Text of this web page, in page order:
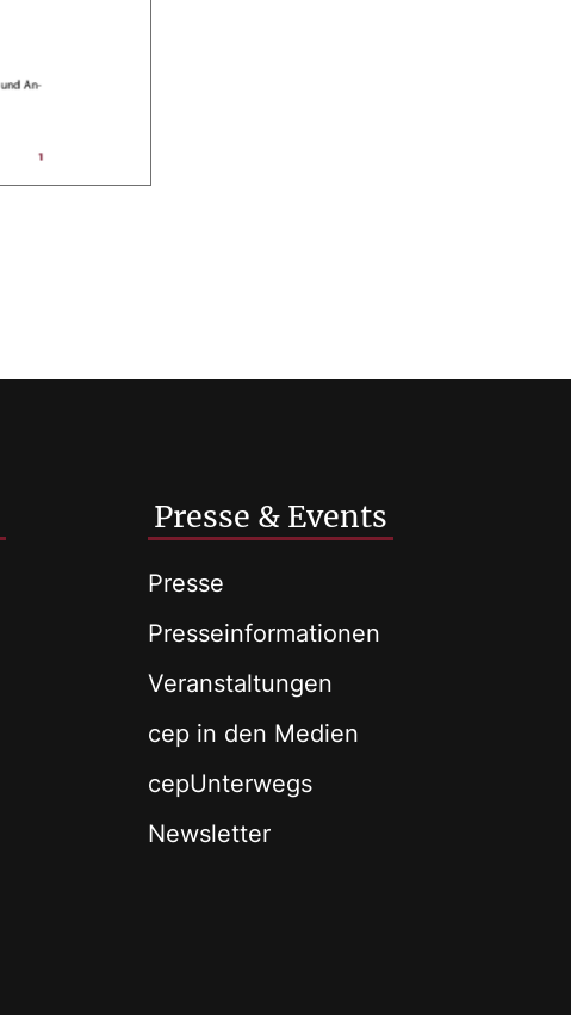
Presse & Events
Presse
Presseinformationen
Veranstaltungen
cep in den Medien
cepUnterwegs
Newsletter